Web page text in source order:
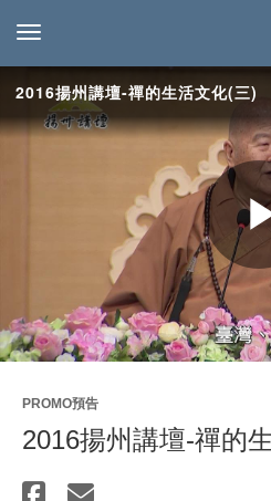
toggle navigation
2016揚州講壇-禪的生活文化(三)
PROMO預告
2016揚州講壇-禪的